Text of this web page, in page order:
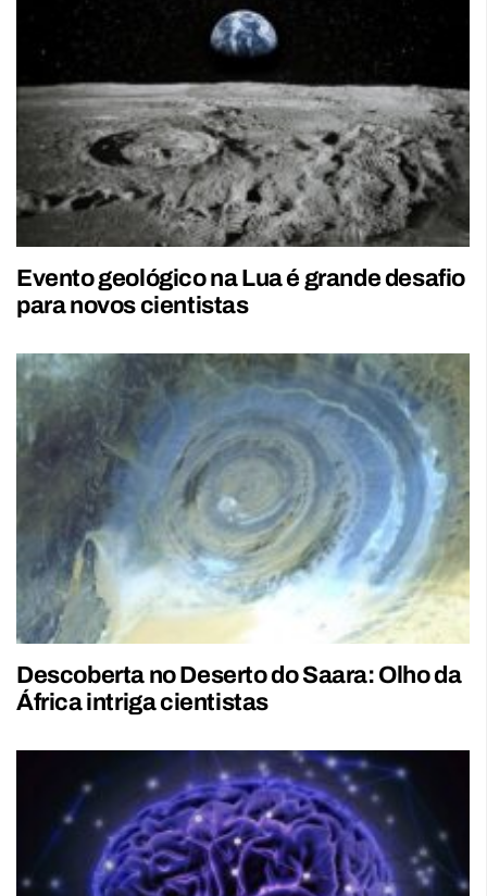
Evento geológico na Lua é grande desafio
para novos cientistas
Descoberta no Deserto do Saara: Olho da
África intriga cientistas